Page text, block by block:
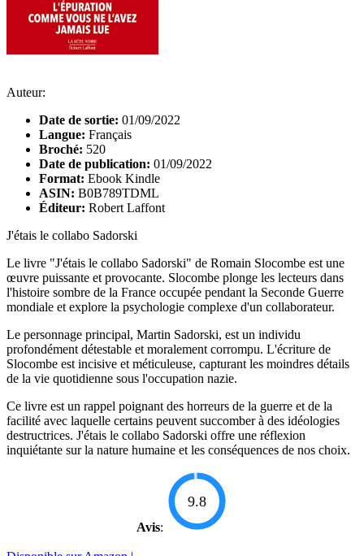
Auteur:
Date de sortie: 01/09/2022
Langue: Français
Broché: 520
Date de publication: 01/09/2022
Format: Ebook Kindle
ASIN: B0B789TDML
Éditeur: Robert Laffont
J'étais le collabo Sadorski
Le livre "J'étais le collabo Sadorski" de Romain Slocombe est une
œuvre puissante et provocante. Slocombe plonge les lecteurs dans
l'histoire sombre de la France occupée pendant la Seconde Guerre
mondiale et explore la psychologie complexe d'un collaborateur.
Le personnage principal, Martin Sadorski, est un individu
profondément détestable et moralement corrompu. L'écriture de
Slocombe est incisive et méticuleuse, capturant les moindres détails
de la vie quotidienne sous l'occupation nazie.
Ce livre est un rappel poignant des horreurs de la guerre et de la
facilité avec laquelle certains peuvent succomber à des idéologies
destructrices. J'étais le collabo Sadorski offre une réflexion
inquiétante sur la nature humaine et les conséquences de nos choix.
Avis:
9.8